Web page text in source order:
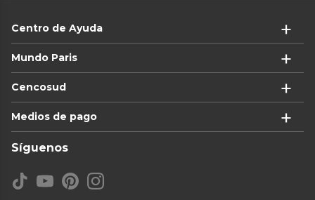
Centro de Ayuda
Mundo Paris
Cencosud
Medios de pago
Síguenos